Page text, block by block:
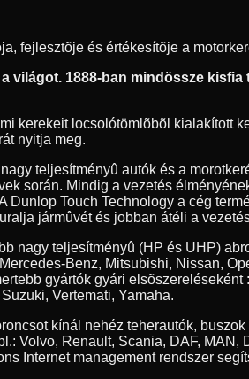
fejlesztõje és értékesítõje a
világot. 1888-ban mindössze
kerekeit locsolótömlõbõl kialakított
nyitja meg.
teljesítményû autók és a
során. Mindig a vezetés
Dunlop Touch Technology a cég
jármûvét és jobban átéli a
nagy teljesítményû (HP és UHP)
Benz, Mitsubishi, Nissan,
gyártók gyári
Vertemati, Yamaha.
kínál nehéz teherautók,
Volvo, Renault, Scania, DAF,
Internet management rendszer